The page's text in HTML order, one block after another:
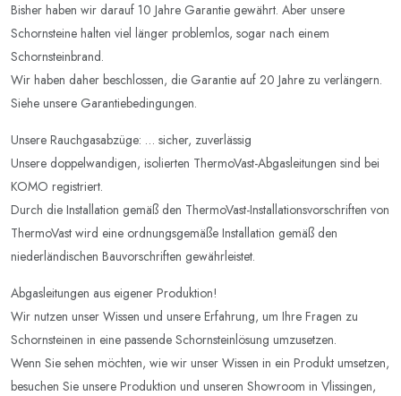
Bisher haben wir darauf 10 Jahre Garantie gewährt. Aber unsere
Schornsteine halten viel länger problemlos, sogar nach einem
Schornsteinbrand.
Wir haben daher beschlossen, die Garantie auf 20 Jahre zu verlängern.
Siehe unsere Garantiebedingungen.
Unsere Rauchgasabzüge: … sicher, zuverlässig
Unsere doppelwandigen, isolierten ThermoVast-Abgasleitungen sind bei
KOMO registriert.
Durch die Installation gemäß den ThermoVast-Installationsvorschriften von
ThermoVast wird eine ordnungsgemäße Installation gemäß den
niederländischen Bauvorschriften gewährleistet.
Abgasleitungen aus eigener Produktion!
Wir nutzen unser Wissen und unsere Erfahrung, um Ihre Fragen zu
Schornsteinen in eine passende Schornsteinlösung umzusetzen.
Wenn Sie sehen möchten, wie wir unser Wissen in ein Produkt umsetzen,
besuchen Sie unsere Produktion und unseren Showroom in Vlissingen,